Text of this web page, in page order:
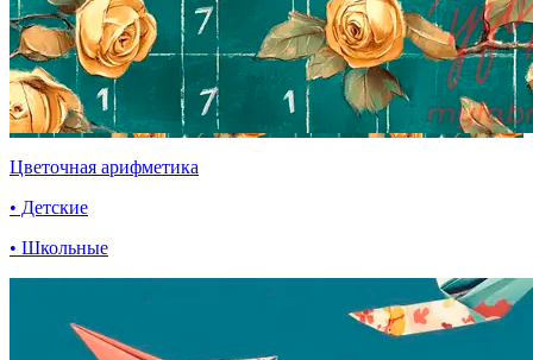
Цветочная арифметика
• Детские
• Школьные